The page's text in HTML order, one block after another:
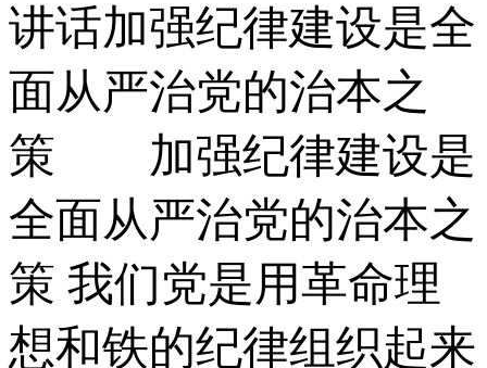
讲话加强纪律建设是全
面从严治党的治本之
策 加强纪律建设是
全面从严治党的治本之
策 我们党是用革命理
想和铁的纪律组织起来